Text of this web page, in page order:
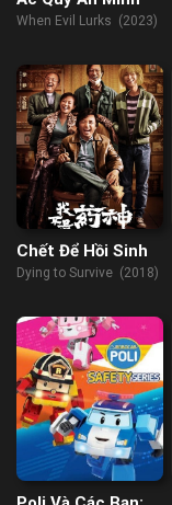
When Evil Lurks (2023)
Chết Để Hồi Sinh
Dying to Survive (2018)